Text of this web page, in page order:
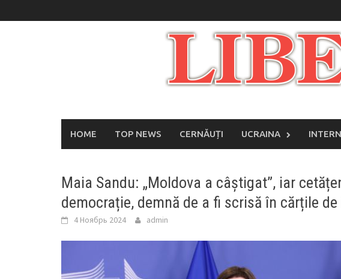
to
HOME TOP NEWS CERNĂUȚI UCRAINA
Maia Sandu: „Moldova a câștigat”, iar
democrație, demnă de a fi scrisă în cărțile de
4 Ноябрь 2024 admin